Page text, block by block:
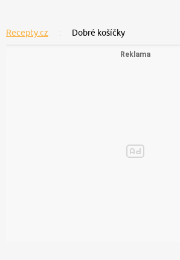
Recepty.cz Dobré košíčky